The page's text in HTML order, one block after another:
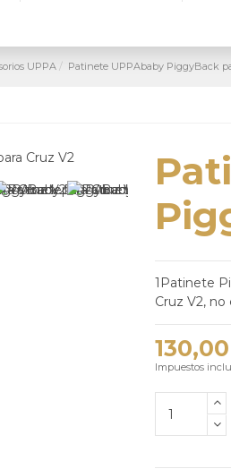
UPPA Patinete UPPAbaby PiggyBack
1Patinete
Cruz V2,
Impuestos